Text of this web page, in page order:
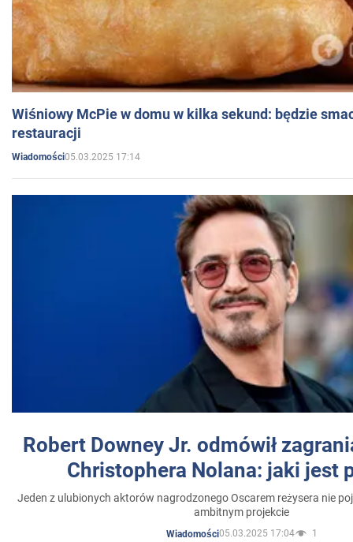
Wiśniowy McPie w domu w kilka sekund: będzie
restauracji
Wiadomości05.03.2025 17:14
Robert Downey Jr. odmówił
Christophera Nolana: jaki jest
Jeden z ulubionych aktorów nagrodzonego Oscarem reżysera nie
ambitnym projekcie
Wiadomości05.03.2025 17:04 1